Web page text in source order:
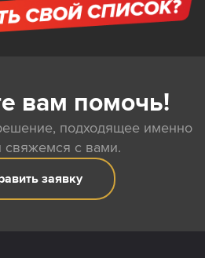
вам помочь!
подходящее именно
свяжемся с вами.
заявку